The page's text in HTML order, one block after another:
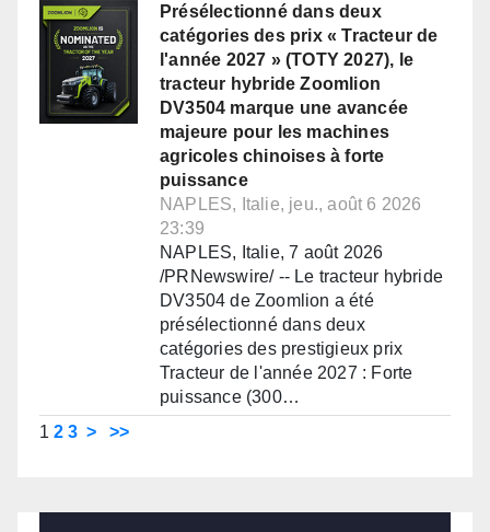
Présélectionné dans deux
catégories des prix « Tracteur de
l'année 2027 » (TOTY 2027), le
tracteur hybride Zoomlion
DV3504 marque une avancée
majeure pour les machines
agricoles chinoises à forte
puissance
NAPLES, Italie, jeu., août 6 2026
23:39
NAPLES, Italie, 7 août 2026
/PRNewswire/ -- Le tracteur hybride
DV3504 de Zoomlion a été
présélectionné dans deux
catégories des prestigieux prix
Tracteur de l'année 2027 : Forte
puissance (300…
1 2 3 > >>